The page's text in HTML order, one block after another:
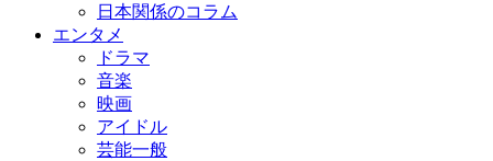
日本関係のコラム
エンタメ
ドラマ
音楽
映画
アイドル
芸能一般